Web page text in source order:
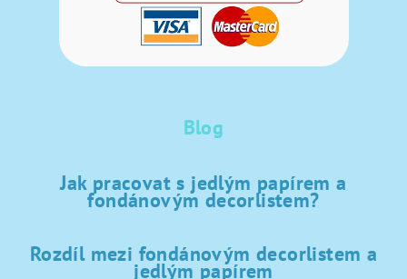
Blog
Jak pracovat s jedlým papírem a
fondánovým decorlistem?
Rozdíl mezi fondánovým decorlistem a
jedlým papírem